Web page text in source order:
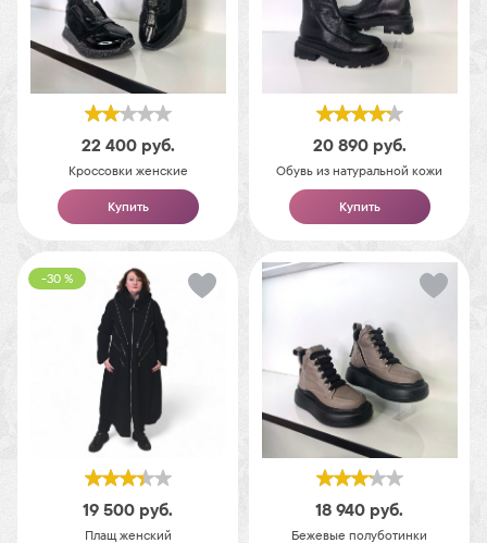
22 400 руб.
Кроссовки женские
Купить
20 890 руб.
Обувь из натуральной кожи
Купить
-30 %
19 500 руб.
Плащ женский
18 940 руб.
Бежевые полуботинки